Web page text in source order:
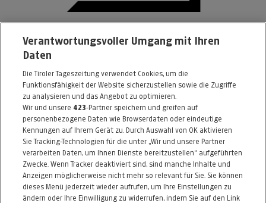
Unique Sports Products GmbH
Leopoldstrasse 4
6020 Innsbruck
Telefon: 0512 / 581742
E-Mail: buero@dieboerse.at
Alle Artikel des Händlers
Informationen zum Kaufvertrag
ZURÜCK NACH
Verantwortungsvoller Umgang mit Ihren
Daten
Die Tiroler Tageszeitung verwendet Cookies, um die
Funktionsfähigkeit der Website sicherzustellen sowie die Zugriffe
zu analysieren und das Angebot zu optimieren.
Wir und unsere 423-Partner speichern und greifen auf
personenbezogene Daten wie Browserdaten oder eindeutige
Kennungen auf Ihrem Gerät zu. Durch Auswahl von OK aktivieren
Sie Tracking-Technologien für die unter „Wir und unsere Partner
verarbeiten Daten, um Ihnen Dienste bereitzustellen“ aufgeführten
Zwecke. Wenn Tracker deaktiviert sind, sind manche Inhalte und
Anzeigen möglicherweise nicht mehr so relevant für Sie. Sie können
dieses Menü jederzeit wieder aufrufen, um Ihre Einstellungen zu
ändern oder Ihre Einwilligung zu widerrufen, indem Sie auf den Link